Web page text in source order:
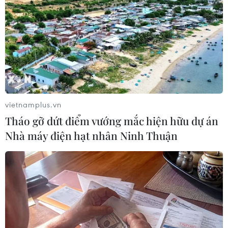
TIN LIÊN QUAN
vietnamplus.vn
Tháo gỡ dứt điểm vướng mắc hiện hữu dự án
Nhà máy điện hạt nhân Ninh Thuận